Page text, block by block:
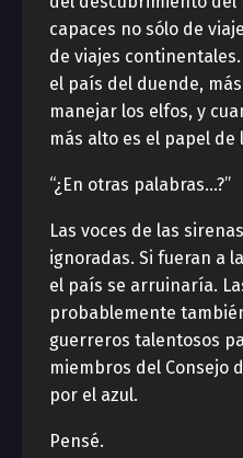
capaces no sólo de
de viajes
el país del duende,
manejar los elfos, y
más alto es el papel de
“¿En otras palabras…?”
Las voces de las
ignoradas. Si fueran a
el país se arruinaría.
probablemente
guerreros talentosos
miembros del Consejo
por el azul.
Pensé.